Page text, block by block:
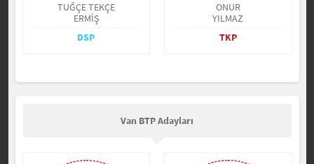
TUĞÇE TEKÇE
ERMİŞ
DSP
ONUR
YILMAZ
TKP
Van BTP Adayları